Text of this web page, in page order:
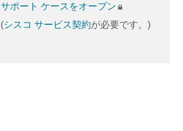
サポート ケースをオープン
(シスコ サービス契約が必要です。)